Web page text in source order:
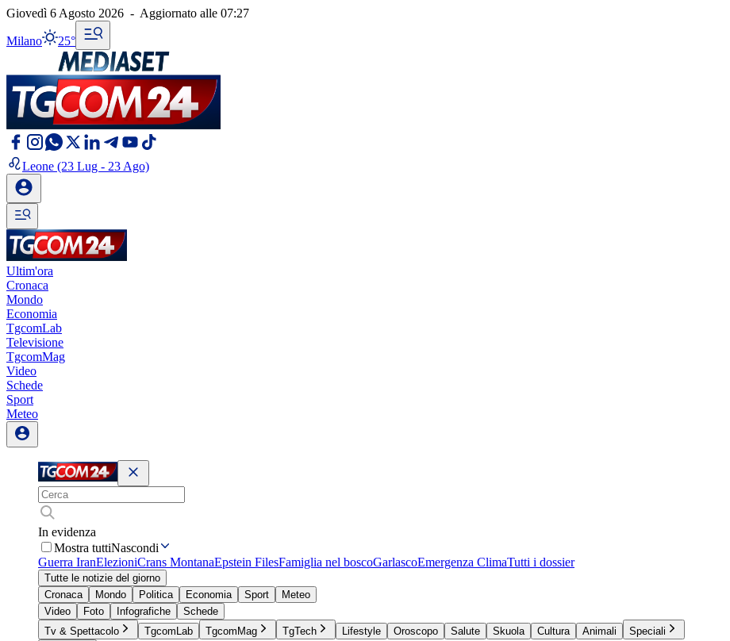
Giovedì 6 Agosto 2026 - Aggiornato alle 07:27
Milano 25°
Leone (23 Lug - 23 Ago)
Ultim'ora
Cronaca
Mondo
Economia
TgcomLab
Televisione
TgcomMag
Video
Schede
Sport
Meteo
In evidenza
Mostra tuttiNascondi
Guerra IranElezioniCrans MontanaEpstein FilesFamiglia nel boscoGarlascoEmergenza ClimaTutti i dossier
Tutte le notizie del giorno
Cronaca
Mondo Politica Economia Sport
Meteo
Video
Foto Infografiche
Schede
Tv & Spettacolo
TgcomLab TgcomMag TgTech Lifestyle Oroscopo Salute Skuola Cultura Animali
Speciali